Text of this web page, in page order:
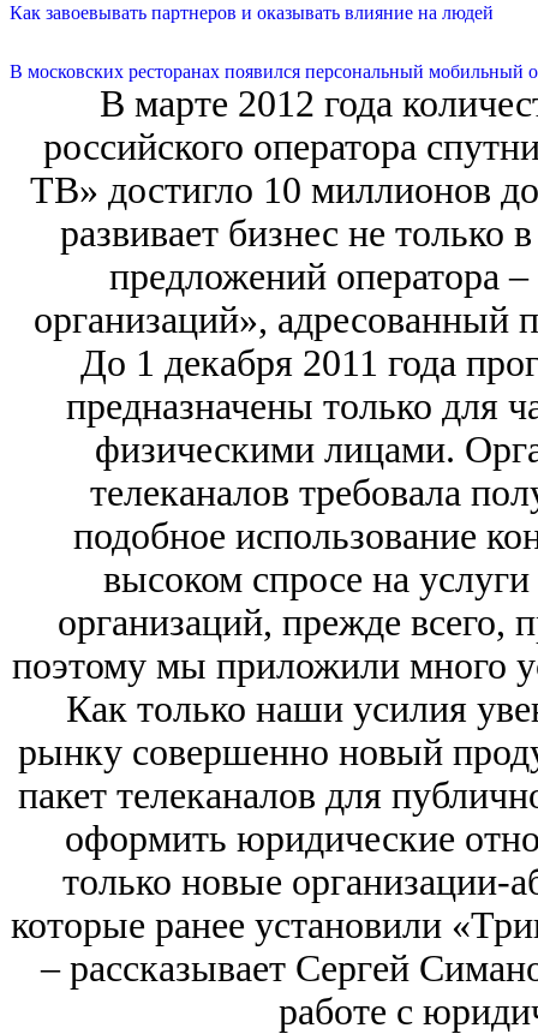
Как завоевывать партнеров и оказывать влияние на людей
В московских ресторанах появился персональный мобильный
В марте 2012 года
российского оператора
ТВ» достигло 10 миллионов
развивает бизнес не
предложений оператора
организаций», адресованный
До 1 декабря 2011 года
предназначены только для
физическими лицами.
телеканалов требовала
подобное использование
высоком спросе на
организаций, прежде всего,
поэтому мы приложили много
Как только наши усилия
рынку совершенно новый
пакет телеканалов для
оформить юридические
только новые организации-
которые ранее установили
– рассказывает Сергей
работе с